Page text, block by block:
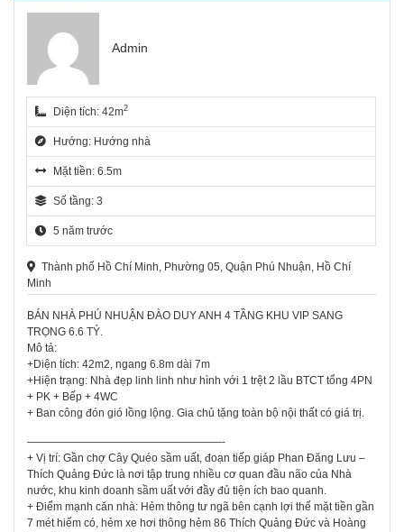
Admin
Diện tích: 42m2
Hướng: Hướng nhà
Mặt tiền: 6.5m
Số tầng: 3
5 năm trước
Thành phố Hồ Chí Minh, Phường 05, Quận Phú Nhuận, Hồ Chí
Minh
BÁN NHÀ PHÚ NHUẬN ĐÀO DUY ANH 4 TẦNG KHU VIP SANG
TRỌNG 6.6 TỶ.
Mô tả:
+Diện tích: 42m2, ngang 6.8m dài 7m
+Hiện trạng: Nhà đẹp linh linh như hình với 1 trệt 2 lầu BTCT tổng 4PN
+ PK + Bếp + 4WC
+ Ban công đón gió lồng lộng. Gia chủ tặng toàn bộ nội thất có giá trị.
——————————————————-
+ Vị trí: Gần chợ Cây Quéo sầm uất, đoạn tiếp giáp Phan Đăng Lưu –
Thích Quảng Đức là nơi tập trung nhiều cơ quan đầu não của Nhà
nước, khu kinh doanh sầm uất với đầy đủ tiện ích bao quanh.
+ Điểm mạnh căn nhà: Hẻm thông tư ngã bên cạnh lợi thế mặt tiền gần
7 mét hiếm có, hẻm xe hơi thông hẻm 86 Thích Quảng Đức và Hoàng